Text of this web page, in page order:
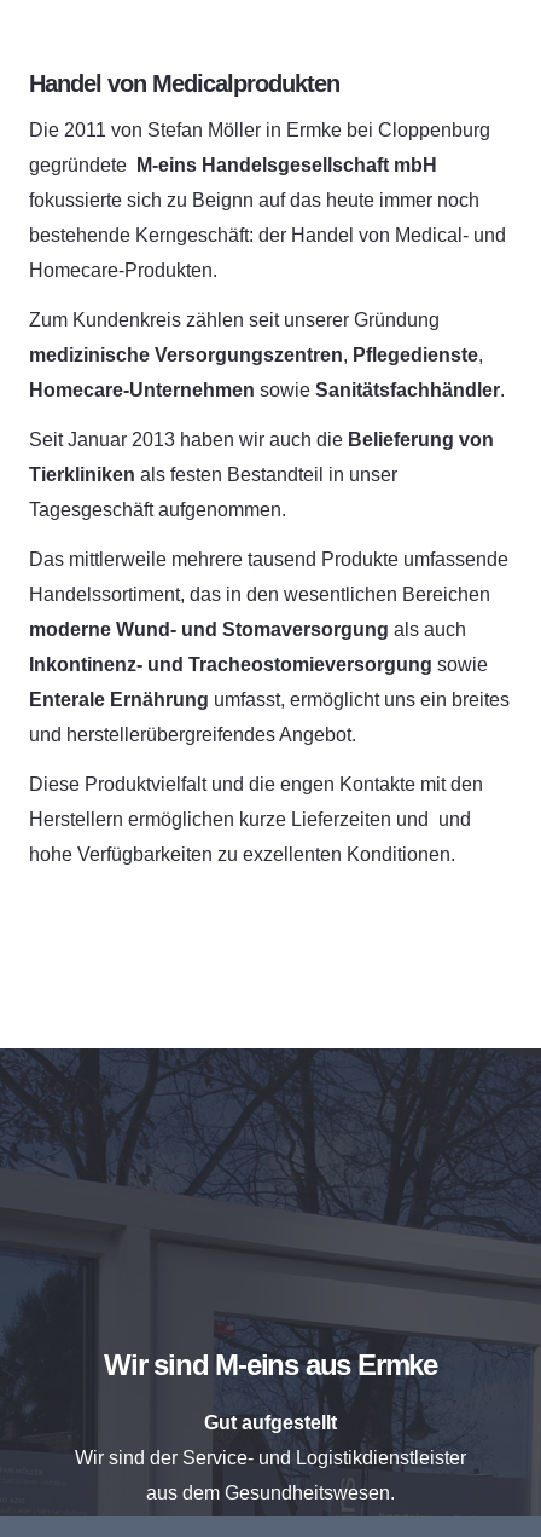
Handel von Medicalprodukten
Die 2011 von Stefan Möller in Ermke bei Cloppenburg
gegründete
M-eins Handelsgesellschaft mbH
fokussierte sich zu Beignn auf das heute immer noch
bestehende Kerngeschäft: der Handel von Medical- und
Homecare-Produkten.
Zum Kundenkreis zählen seit unserer Gründung
medizinische Versorgungszentren, Pflegedienste,
Homecare-Unternehmen sowie Sanitätsfachhändler.
Seit Januar 2013 haben wir auch die Belieferung von
Tierkliniken als festen Bestandteil in unser
Tagesgeschäft aufgenommen.
Das mittlerweile mehrere tausend Produkte umfassende
Handelssortiment, das in den wesentlichen Bereichen
moderne Wund- und Stomaversorgung als auch
Inkontinenz- und Tracheostomieversorgung sowie
Enterale Ernährung umfasst, ermöglicht uns ein breites
und herstellerübergreifendes Angebot.
Diese Produktvielfalt und die engen Kontakte mit den
Herstellern ermöglichen kurze Lieferzeiten und und
hohe Verfügbarkeiten zu exzellenten Konditionen.
Wir sind M-eins aus Ermke
Gut aufgestellt
Wir sind der Service- und Logistikdienstleister
aus dem Gesundheitswesen.